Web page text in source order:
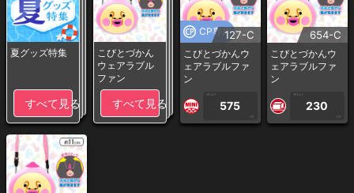
夏グッズ特集
すべて見る
こびとづかん
ウェアラブル
ファン
すべて見る
CP専用127-C
こびとづかんウ
ェアラブルファ
ン
1PLAY
575
CP
654-C
こびとづかんウ
ェアラブルファ
ン
1PLAY
230
CP